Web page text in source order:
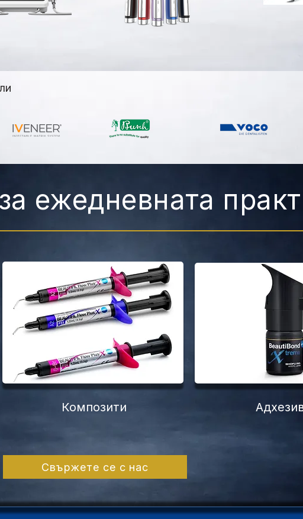
ежедневната
Композити
Свържете се с нас